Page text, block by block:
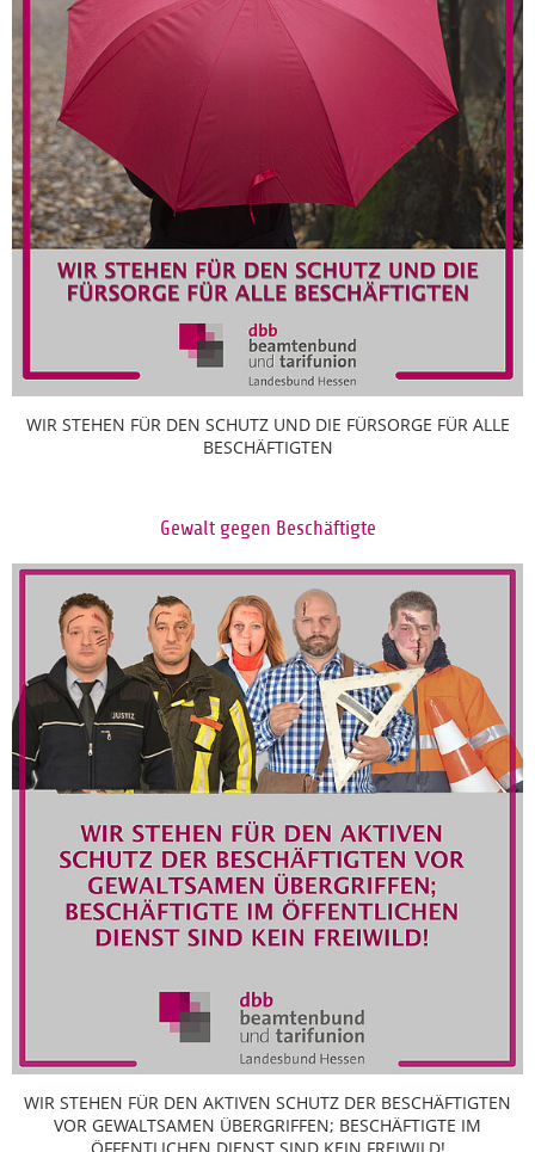
WIR STEHEN FÜR DEN SCHUTZ UND DIE FÜRSORGE FÜR ALLE
BESCHÄFTIGTEN
Gewalt gegen Beschäftigte
WIR STEHEN FÜR DEN AKTIVEN SCHUTZ DER BESCHÄFTIGTEN
VOR GEWALTSAMEN ÜBERGRIFFEN; BESCHÄFTIGTE IM